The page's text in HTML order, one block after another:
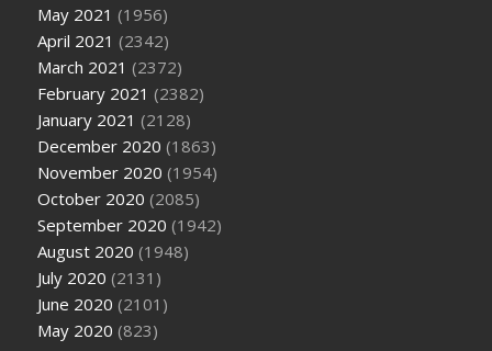
May 2021 (1956)
April 2021 (2342)
March 2021 (2372)
February 2021 (2382)
January 2021 (2128)
December 2020 (1863)
November 2020 (1954)
October 2020 (2085)
September 2020 (1942)
August 2020 (1948)
July 2020 (2131)
June 2020 (2101)
May 2020 (823)